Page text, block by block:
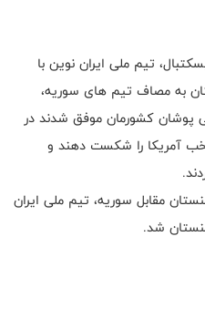
تیم ملی ایران نوین با
به مصاف تیم های سوریه،
پوشان کشورمان موفق شدند در
آمریکا را شکست دهند و
مقابل سوریه، تیم ملی ایران
شد.